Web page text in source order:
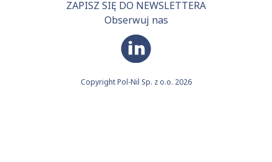
ZAPISZ SIĘ DO NEWSLETTERA
Obserwuj nas
Copyright Pol-Nil Sp. z o.o. 2026